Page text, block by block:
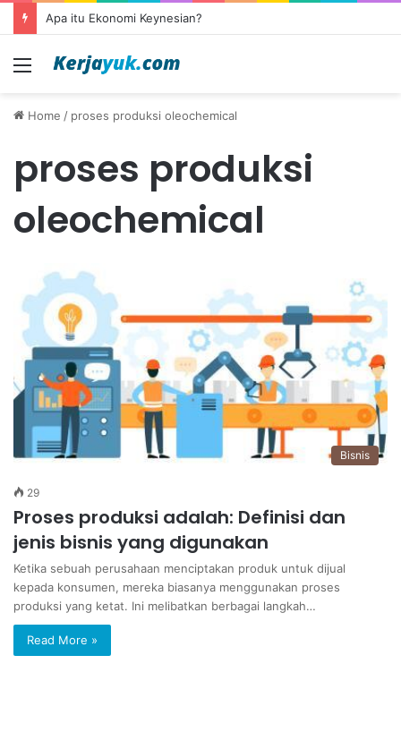
Apa itu Ekonomi Keynesian?
Menu
Home / proses produksi oleochemical
proses produksi
oleochemical
Bisnis
29
Proses produksi adalah: Definisi dan
jenis bisnis yang digunakan
Ketika sebuah perusahaan menciptakan produk untuk dijual
kepada konsumen, mereka biasanya menggunakan proses
produksi yang ketat. Ini melibatkan berbagai langkah…
Read More »